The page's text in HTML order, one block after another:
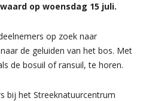
op woensdag 15 juli.
op zoek naar
de geluiden van het bos. Met
de bosuil of ransuil, te horen.
bij het Streeknatuurcentrum